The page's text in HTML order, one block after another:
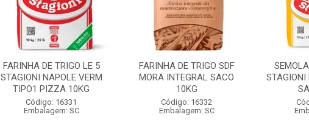
FARINHA DE TRIGO LE 5
STAGIONI NAPOLE VERM
TIPO1 PIZZA 10KG
Código: 16331
Embalagem: SC
FARINHA DE TRIGO SDF
MORA INTEGRAL SACO
10KG
Código: 16332
Embalagem: SC
STAGIONI